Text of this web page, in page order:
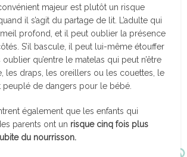
majeur est plutôt un risque
il s’agit du partage de lit. L’adulte qui
profond, et il peut oublier la présence
S’il bascule, il peut lui-même étouffer
oublier qu’entre le matelas qui peut n’être
les draps, les oreillers ou les couettes, le
peuplé de dangers pour le bébé.
également que les enfants qui
parents ont un risque cinq fois plus
du nourrisson.